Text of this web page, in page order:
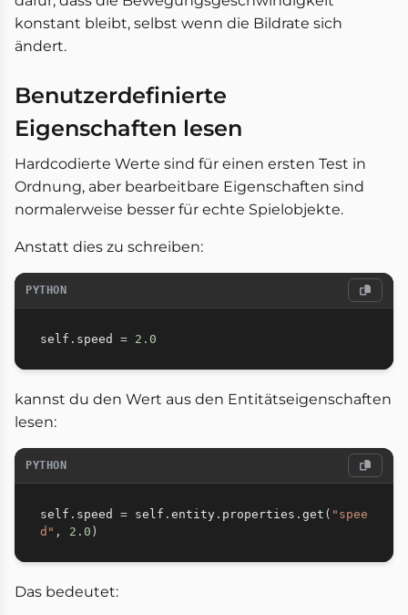
konstant bleibt, selbst wenn die Bildrate sich
ändert.
Benutzerdefinierte
Eigenschaften lesen
Hardcodierte Werte sind für einen ersten Test in
Ordnung, aber bearbeitbare Eigenschaften sind
normalerweise besser für echte Spielobjekte.
Anstatt dies zu schreiben:
PYTHON
self . speed = 2.0
kannst du den Wert aus den Entitätseigenschaften
lesen:
PYTHON
self . speed = self . entity . properties . get ( "spee
d" , 2.0 )
Das bedeutet: